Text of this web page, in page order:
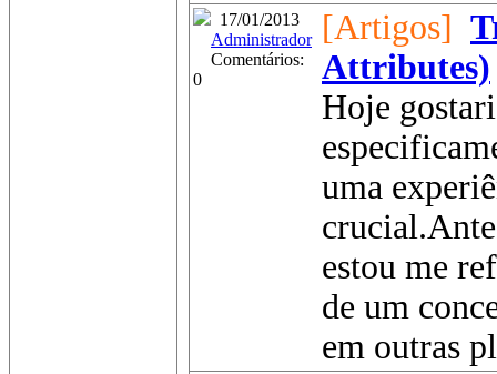
17/01/2013
Administrador
Comentários:
0
[Artigos]
Attributes)
Hoje
uma
estou me
de um
em outras